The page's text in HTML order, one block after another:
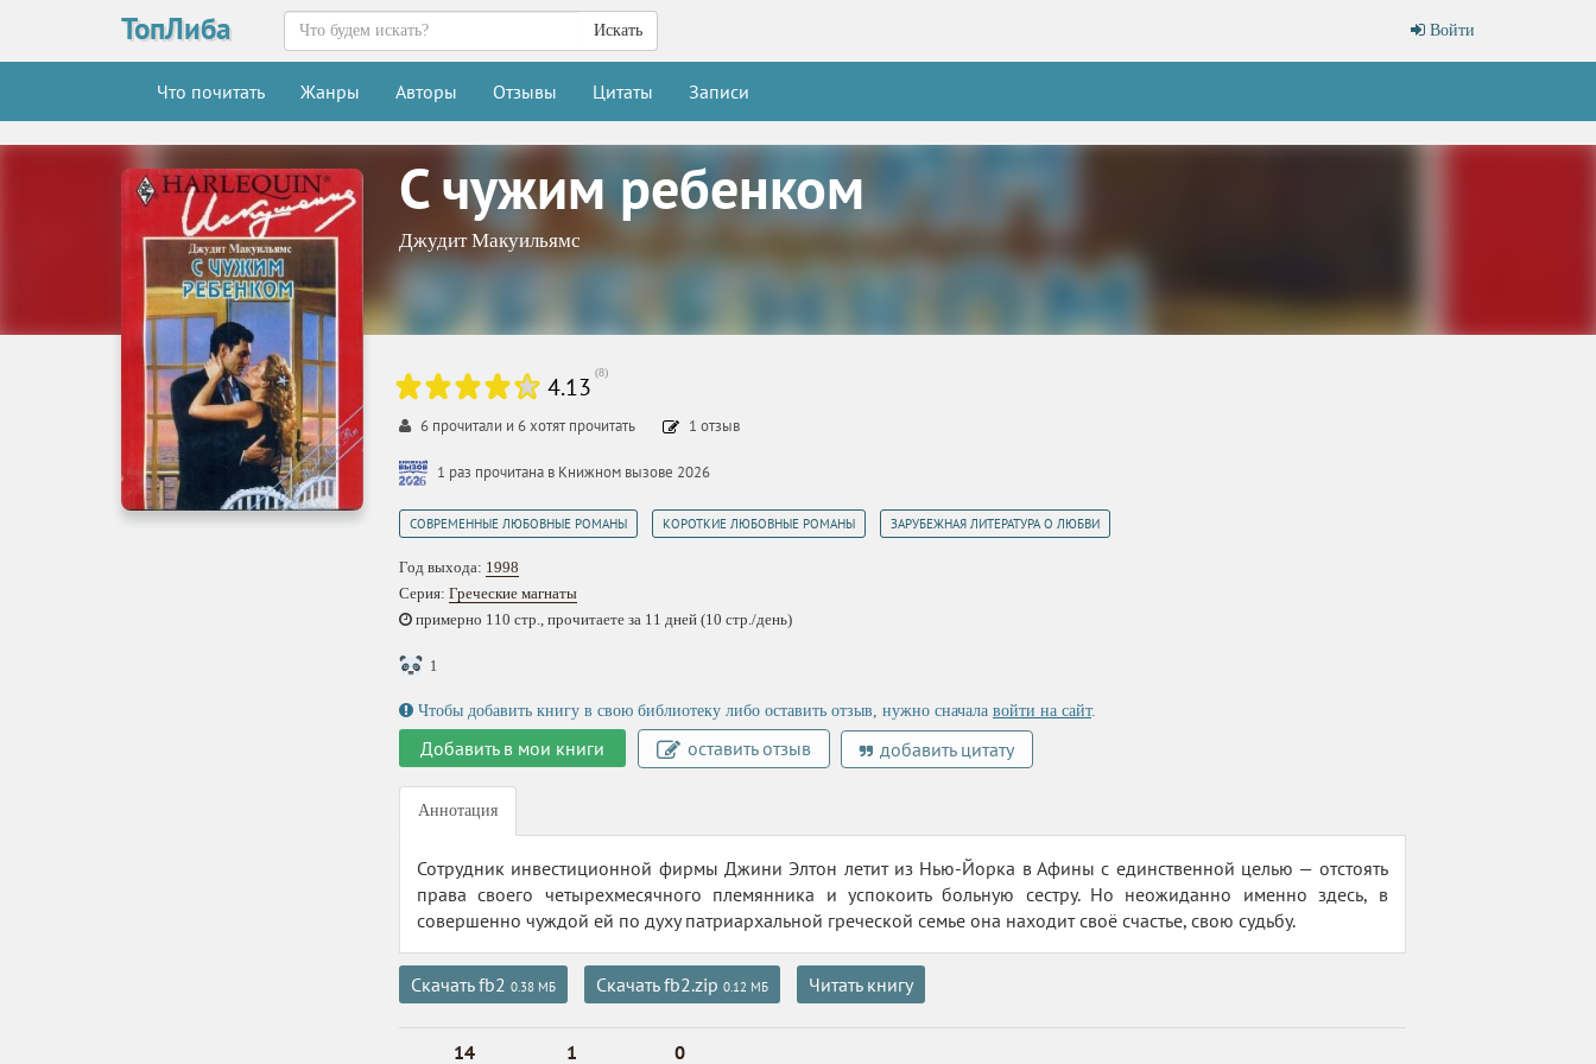
ТопЛиба Войти
Искать
Что почитать Жанры Авторы Отзывы Цитаты Записи
С чужим ребенком
Джудит Макуильямс
4.13 (8)
6 прочитали и 6хотят прочитать 1 отзыв
1 раз прочитана в Книжном вызове 2026
СОВРЕМЕННЫЕ ЛЮБОВНЫЕ РОМАНЫ КОРОТКИЕ ЛЮБОВНЫЕ РОМАНЫ ЗАРУБЕЖНАЯ ЛИТЕРАТУРА О ЛЮБВИ
Год выхода: 1998
Серия: Греческие магнаты
примерно 110 стр., прочитаете за 11 дней (10 стр./день)
1
Чтобы добавить книгу в свою библиотеку либо оставить отзыв, нужно сначала войти на сайт.
Добавить в мои книги оставить отзыв добавить цитату
Аннотация
Сотрудник инвестиционной фирмы Джини Элтон летит из Нью-Йорка в Афины с единственной целью — отстоять
права своего четырехмесячного племянника и успокоить больную сестру. Но неожиданно именно здесь, в
совершенно чуждой ей по духу патриархальной греческой семье она находит своё счастье, свою судьбу.
Скачать fb2 0.38 МБ Скачать fb2.zip 0.12 МБ Читать книгу
14 1 0